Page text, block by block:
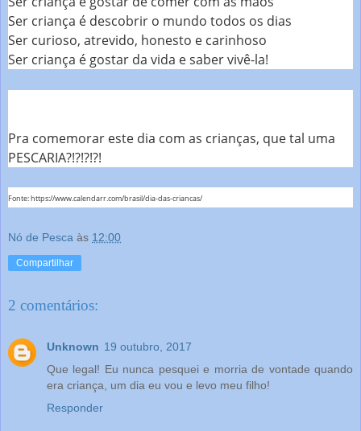
Ser criança é descobrir o mundo todos os dias
Ser curioso, atrevido, honesto e carinhoso
Ser criança é gostar da vida e saber vivê-la!
Pra comemorar este dia com as crianças, que tal uma
PESCARIA?!?!?!?!
Fonte: https://www.calendarr.com/brasil/dia-das-criancas/
Nó de Pesca às 12:00
Compartilhar
2 comentários:
Unknown 19 outubro, 2017
Que legal! Eu nunca pesquei e morria de vontade quando
era criança, um dia eu vou e levo meu filho!
Responder